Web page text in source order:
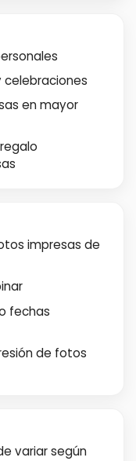
celebraciones
en mayor
impresas de
fechas
de fotos
variar según